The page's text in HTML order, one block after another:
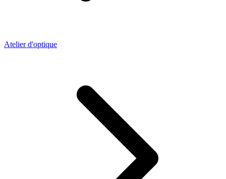
Atelier d'optique